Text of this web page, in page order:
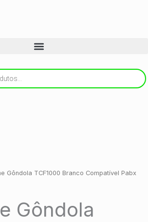
Gôndola TCF1000 Branco Compatível Pabx
Gôndola